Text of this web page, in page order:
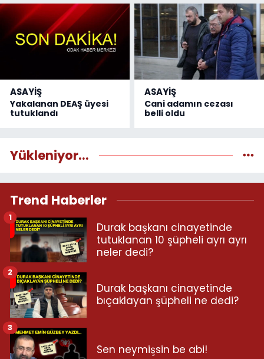
ASAYİŞ
Yakalanan DEAŞ üyesi
tutuklandı
ASAYİŞ
Cani adamın cezası
belli oldu
Yükleniyor...
Trend Haberler
Durak başkanı cinayetinde
tutuklanan 10 şüpheli ayrı ayrı
neler dedi?
1
Durak başkanı cinayetinde
bıçaklayan şüpheli ne dedi?
2
Sen neymişsin be abi!
3